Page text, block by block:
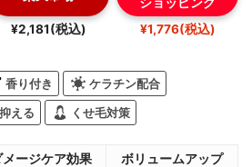
¥2,181(税込) ¥1,776(税込)
香り付き ケラチン配合
える くせ毛対策
メージケア効果 ボリュームアップ